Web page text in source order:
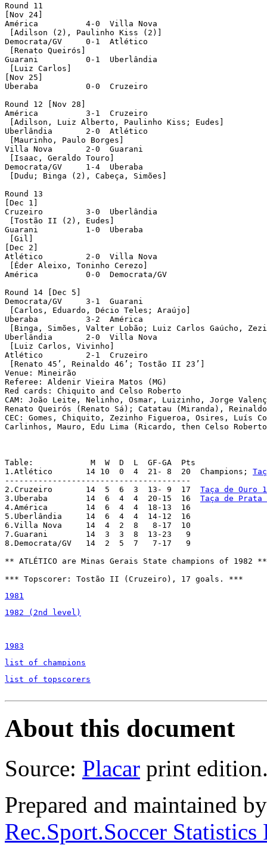
Round 11
[Nov 24]
América	 	 4-0  Villa Nova
[Adilson (2), Paulinho Kiss (2)]
Democrata/GV	 0-1  Atlético
[Renato Queirós]
Guarani		 0-1  Uberlândia
[Luiz Carlos]
[Nov 25]
Uberaba		 0-0  Cruzeiro
Round 12 [Nov 28]
América	 	 3-1  Cruzeiro
[Adilson, Luiz Alberto, Paulinho Kiss; Eudes]
Uberlândia	 2-0  Atlético
[Maurinho, Paulo Borges]
Villa Nova	 2-0  Guarani
[Isaac, Geraldo Touro]
Democrata/GV	 1-4  Uberaba
[Dudu; Binga (2), Cabeça, Simões]
Round 13
[Dec 1]
Cruzeiro	 3-0  Uberlândia
[Tostão II (2), Eudes]
Guarani		 1-0  Uberaba
[Gil]
[Dec 2]
Atlético	 2-0  Villa Nova
[Éder Aleixo, Toninho Cerezo]
América	 	 0-0  Democrata/GV
Round 14 [Dec 5]
Democrata/GV	 3-1  Guarani
[Carlos, Eduardo, Décio Teles; Araújo]
Uberaba		 3-2  América
[Binga, Simões, Valter Lobão; Luiz Carlos Gaúcho,
Uberlândia	 2-0  Villa Nova
[Luiz Carlos, Vivinho]
Atlético	 2-1  Cruzeiro				[Att.: 108,935]
[Renato 45’, Reinaldo 46’; Tostão II 23’]
Venue: Mineirão
Referee: Aldenir Vieira Matos (MG)
Red cards: Chiquito and Celso Roberto
CAM: João Leite, Nelinho, Osmar, Luizinho, Jorge
Renato Queirós (Renato Sá); Catatau (Miranda),
CEC: Gomes, Chiquito, Zezinho Figueroa, Osires, Luís
Carlinhos, Mauro, Edu Lima (Ricardo, then Celso
Table:		  M  W  D  L  GF-GA  Pts
1.Atlético  	 14 10  0  4  21- 8  20  Champions;
---------------------------------------
2.Cruzeiro  	 14  5  6  3  13- 9  17 Taça de Ouro
3.Uberaba	 14  6  4  4  20-15  16 Taça de Prata
4.América  	 14  6  4  4  18-13  16
5.Uberlândia     14  6  4  4  14-12  16
6.Villa Nova     14  4  2  8   8-17  10
7.Guarani	 14  3  3  8  13-23   9
8.Democrata/GV   14  2  5  7   7-17   9
** ATLÉTICO are Minas Gerais State champions of 1982 **
*** Topscorer: Tostão II (Cruzeiro), 17 goals. ***
1981
1982 (2nd level)
1983
list of champions
list of topscorers
About this document
Source: Placar print
Prepared and maintained
Rec.Sport.Soccer